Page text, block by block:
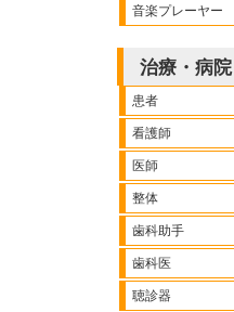
音楽プレーヤー
治療・病院
患者
看護師
医師
整体
歯科助手
歯科医
聴診器